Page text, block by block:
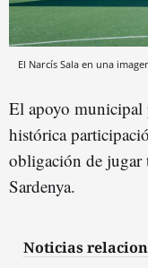
El Narcís Sala en una
El apoyo municipal
histórica
obligación de jugar
Sardenya.
Noticias